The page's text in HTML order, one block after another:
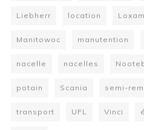
Liebherr location Loxam
Manitowoc manutention
nacelle nacelles
potain Scania semi-
transport UFL Vinci